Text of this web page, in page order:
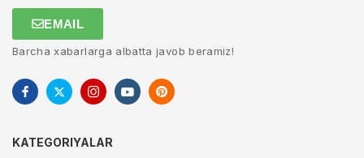
EMAIL
Barcha xabarlarga albatta javob beramiz!
KATEGORIYALAR